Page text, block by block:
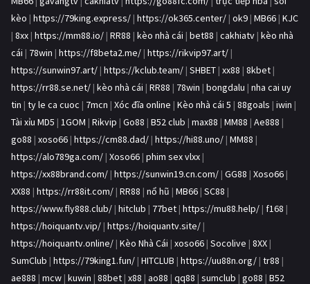
kèo | https://79king.express/ | https://ok365.center/ | ok9 | MB66 | KJC
| 8xx | https://mm88.io/ | RR88 | kèo nhà cái | bet88 | cakhiatv | kèo nhà
cái | 78win | https://f8beta2.me/ | https://rikvip97.art/ |
https://sunwin97.art/ | https://kclub.team/ | SHBET | xx88 | 8kbet |
https://rr88.se.net/ | kèo nhà cái | RR88 | 78win | bongdalu | nha cai uy
tin | ty le ca cuoc | 7mcn | Xóc đĩa online | Kèo nhà cái 5 | 88goals | iwin |
Tài xỉu MD5 | 1GOM | Rikvip | Go88 | B52 club | max88 | MM88 | Ae888 |
go88 | xoso66 | https://cm88.dad/ | https://hi88.uno/ | MM88 |
https://alo789ga.com/ | Xoso66 | phim sex vlxx |
https://xx88brand.com/ | https://sunwin19.cn.com/ | GG88 | Xoso66 |
XX88 | https://rr88it.com/ | RR88 | nổ hũ | MB66 | SC88 |
https://www.fly888.club/ | hitclub | 77bet | https://mu88.help/ | f168 |
https://hoiquantv.vip/ | https://hoiquantv.site/ |
https://hoiquantv.online/ | Kèo Nhà Cái | xoso66 | Socolive | 8XX |
SumClub | https://79king1.fun/ | HITCLUB | https://uu88n.org/ | tr88 |
ae888 | mcw | kuwin | 88bet | x88 | ao88 | qq88 | sumclub | go88 | B52